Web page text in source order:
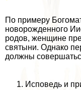
По примеру
новорожденного
родов, женщине
святыни. Однако
должны
Исповедь и